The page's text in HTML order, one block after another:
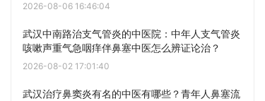
2026-08-06 16:46:04
武汉中南路治支气管炎的中医院：中年人支气管炎
咳嗽声重气急咽痒伴鼻塞中医怎么辨证论治？
2026-08-02 17:01:40
武汉治疗鼻窦炎有名的中医有哪些？青年人鼻塞流